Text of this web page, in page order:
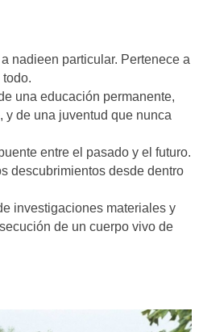
nadieen particular. Pertenece a
todo.
una educación permanente,
y de una juventud que nunca
entre el pasado y el futuro.
descubrimientos desde dentro
investigaciones materiales y
de un cuerpo vivo de